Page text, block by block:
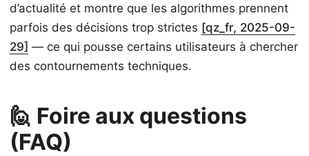
d’actualité et montre que les algorithmes prennent
parfois des décisions trop strictes [qz_fr, 2025-09-
29] — ce qui pousse certains utilisateurs à chercher
des contournements techniques.
🙋 Foire aux questions
(FAQ)